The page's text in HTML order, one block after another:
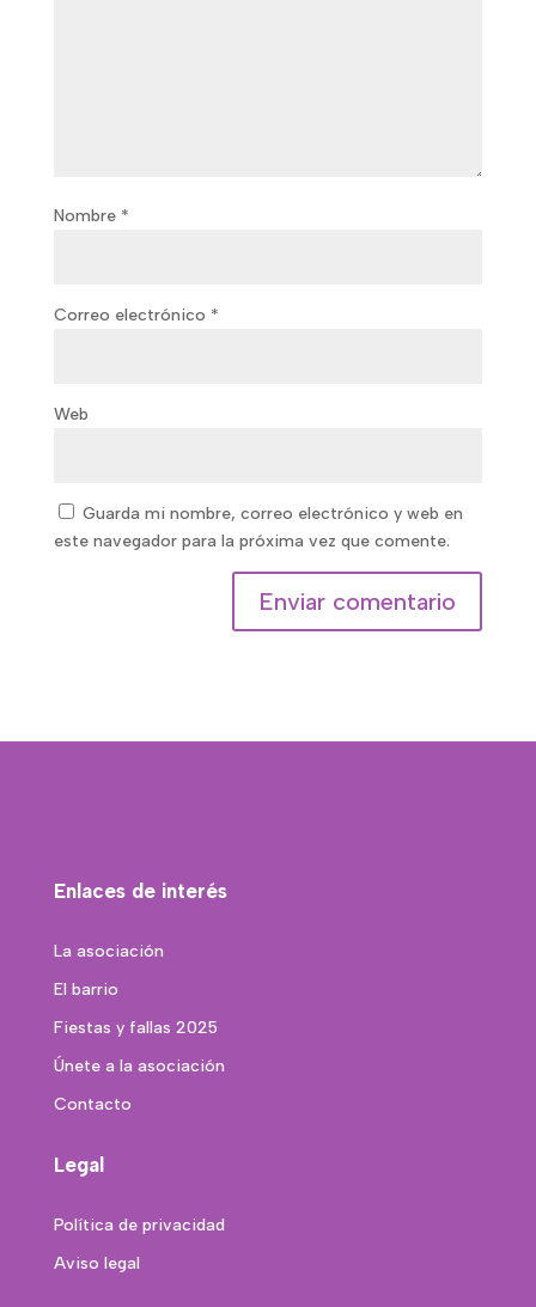
Nombre *
Correo electrónico *
Web
Guarda mi nombre, correo electrónico y web en
este navegador para la próxima vez que comente.
Enlaces de interés
La asociación
El barrio
Fiestas y fallas 2025
Únete a la asociación
Contacto
Legal
Política de privacidad
Aviso legal